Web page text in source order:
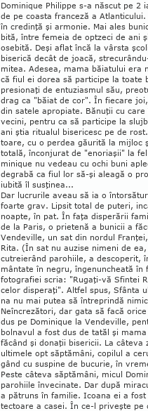
Dominique Philippe s-a născut pe
de pe coasta franceză a
în credinţă şi armonie. Mai ales
bită, între femeia de optzeci de ani
osebită. Deşi aflat încă la vârsta
biserică decât de joacă,
mitea. Adesea, mama băiatului era
că fiul ei dorea să participe la
pre­sionaţi de en­tu­ziasmul său,
drag ca "băiat de cor". În fie­care
din satele apropiate. Bă­nuţii cu
vecini, pen­tru ca să participe la
ani ştia ritualul bi­se­ricesc pe de
toare, cu o perdea găurită la mijloc
totală, înconjurat de "enoriaşii" la
minique nu vedeau cu ochi buni
degrabă ca fiul lor să-şi aleagă o
iu­bită îl susţinea...
Dar lucrurile aveau să ia o
foarte grav. Lipsit total de puteri,
noapte, în pat. În faţa dis­pe­rării
de la Paris, o prietenă a bunicii a
Ven­deville, un sat din nordul
Rita. (În sat nu auzise nimeni de
cutreierând parohiile, a des­co­perit,
mântate în negru, îngenuncheată
fotografiei scria: "Ru­ga­ţi-vă Sfintei
celor disperaţi". Altfel spus, Sfân­ta
na nu mai putea să între­prindă
Neîncrezători, dar gata să facă
dus pe Dominique la Vendeville,
bolnavul a fost dus de ta­tăl şi
făcând şi do­naţii bisericii. La
ultimele opt săptămâni, copi­lul a
gând cu suspine de bucurie, în
Peste câteva săptămâni, micul
parohiile în­vecinate. Dar după
a pătruns în familie. Icoana ei a
tectoare a ca­sei. În ce-l priveşte pe